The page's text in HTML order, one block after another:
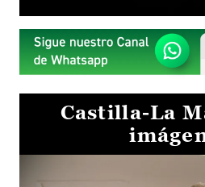
Castilla-La